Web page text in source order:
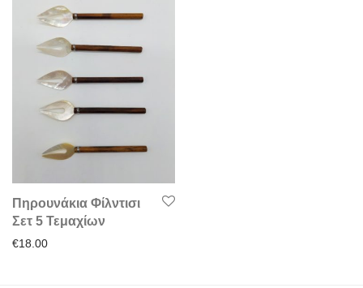
Πηρουνάκια Φίλντισι
Σετ 5 Τεμαχίων
€18.00